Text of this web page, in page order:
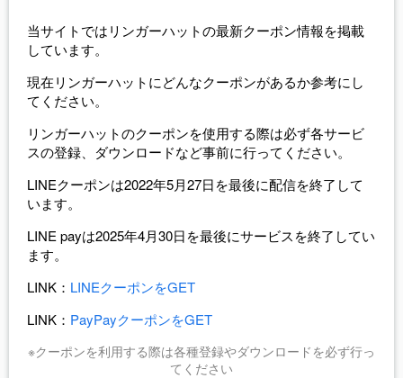
当サイトではリンガーハットの最新クーポン情報を掲載
しています。
現在リンガーハットにどんなクーポンがあるか参考にし
てください。
リンガーハットのクーポンを使用する際は必ず各サービ
スの登録、ダウンロードなど事前に行ってください。
LINEクーポンは2022年5月27日を最後に配信を終了して
います。
LINE payは2025年4月30日を最後にサービスを終了してい
ます。
LINK： LINEクーポンをGET
LINK： PayPayクーポンをGET
※クーポンを利用する際は各種登録やダウンロードを必ず行っ
てください